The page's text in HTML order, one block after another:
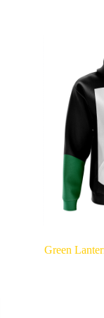
Green